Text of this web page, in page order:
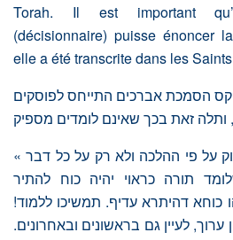
Torah. Il est important
(décisionnaire) puisse énoncer
elle a été transcrite dans les
הסמכת אברכים התייחס לפוסקים
ותלה זאת בכך שאינם לומדים מספיק
« זה חשוב שיהיה רב שיפסוק על פי ההלכה ולא רק על כל דבר
תורה כראוי יהיה כוח להתיר
כוחא דהיתרא עדיף. תמשיכו ללמוד!
ערוך, לעיין גם בראשונים ובאחרונים.